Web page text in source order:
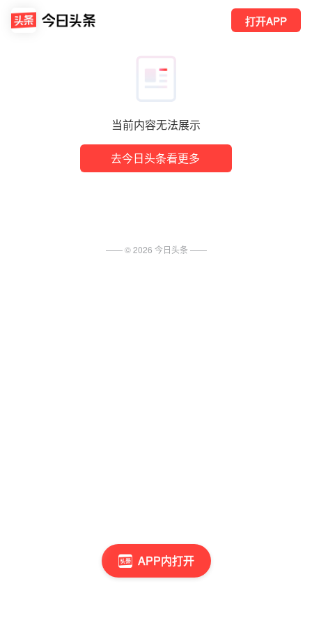
当前内容无法展示
去今日头条看更多
打开APP
APP内打开
—— ©2026 今日头条 ——